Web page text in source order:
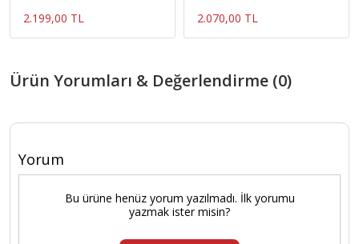
2.199,00 TL 2.070,00 TL
Ürün Yorumları & Değerlendirme (0)
Yorum
Bu ürüne henüz yorum yazılmadı. İlk yorumu
yazmak ister misin?